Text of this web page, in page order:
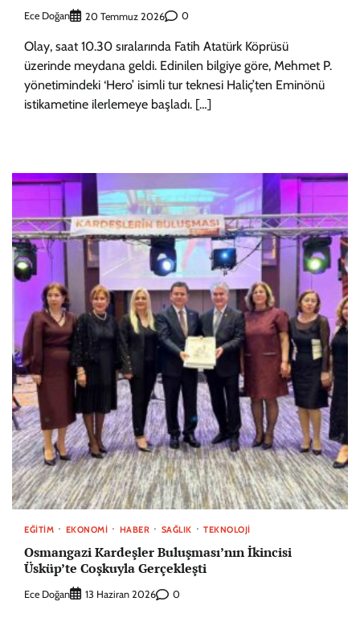
Ece Doğan 20 Temmuz 2026 0
Olay, saat 10.30 sıralarında Fatih Atatürk Köprüsü
üzerinde meydana geldi. Edinilen bilgiye göre, Mehmet P.
yönetimindeki ‘Hero’ isimli tur teknesi Haliç’ten Eminönü
istikametine ilerlemeye başladı. […]
EĞITIM EKONOMI HABER SAĞLIK TEKNOLOJI
Osmangazi Kardeşler Buluşması’nın İkincisi
Üsküp’te Coşkuyla Gerçekleşti
Ece Doğan 13 Haziran 2026 0